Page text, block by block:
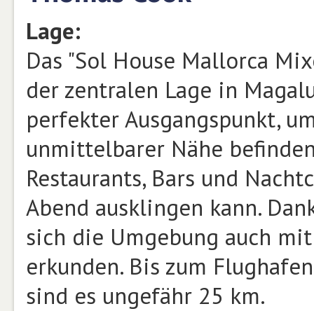
Lage:
Das "Sol House Mallorca
der zentralen Lage in
perfekter Ausgangspunkt,
unmittelbarer Nähe
Restaurants, Bars und
Abend ausklingen kann.
sich die Umgebung auch
erkunden. Bis zum
sind es ungefähr 25 km.